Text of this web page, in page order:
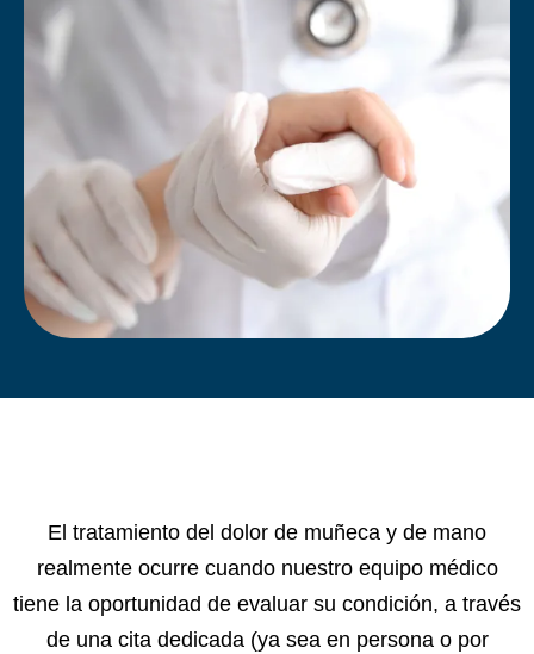
El tratamiento del dolor de muñeca y de mano
realmente ocurre cuando nuestro equipo médico
tiene la oportunidad de evaluar su condición, a través
de una cita dedicada (ya sea en persona o por